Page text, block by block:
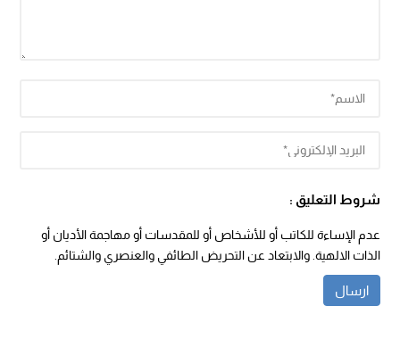
شروط التعليق :
عدم الإساءة للكاتب أو للأشخاص أو للمقدسات أو مهاجمة الأديان أو
الذات الالهية. والابتعاد عن التحريض الطائفي والعنصري والشتائم.